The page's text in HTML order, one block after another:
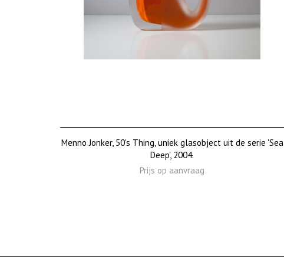
Menno Jonker, 50's Thing, uniek glasobject uit de serie 'Sea
Deep', 2004.
Prijs op aanvraag